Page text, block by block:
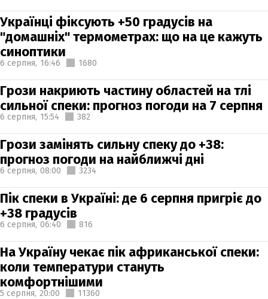
Українці фіксують +50 градусів на
"домашніх" термометрах: що на це кажуть
синоптики
6 серпня, 16:46 1680
Грози накриють частину областей на тлі
сильної спеки: прогноз погоди на 7 серпня
6 серпня, 15:54 382
Грози замінять сильну спеку до +38:
прогноз погоди на найближчі дні
6 серпня, 08:00 3234
Пік спеки в Україні: де 6 серпня пригріє до
+38 градусів
6 серпня, 06:40 816
На Україну чекає пік африканської спеки:
коли температури стануть
комфортнішими
5 серпня, 20:00 11360